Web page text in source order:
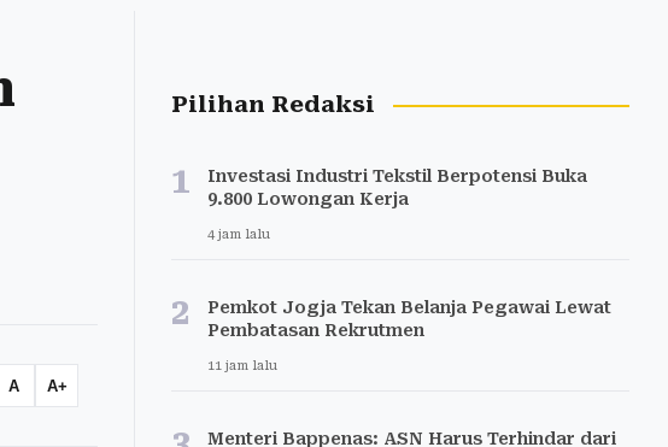
A A+
Pilihan Redaksi
1
Investasi Industri Tekstil Berpotensi Buka
9.800 Lowongan Kerja
4 jam lalu
2
Pemkot Jogja Tekan Belanja Pegawai Lewat
Pembatasan Rekrutmen
11 jam lalu
Menteri Bappenas: ASN Harus Terhindar dari